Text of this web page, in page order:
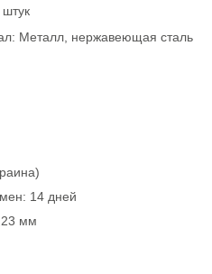
штук
Металл, нержавеющая сталь
14 дней
мм